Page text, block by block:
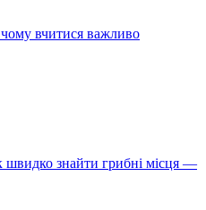
вчитися важливо
швидко знайти грибні місця —